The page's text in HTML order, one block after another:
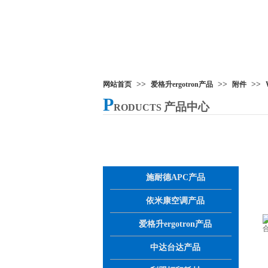
网站首页 >> 爱格升ergotron产品 >> 附件 >>
PRODUCTS 产品中心
施耐德APC产品
依米康空调产品
爱格升ergotron产品
中达台达产品